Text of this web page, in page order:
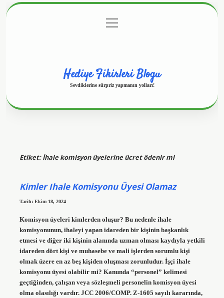
Gizlilik Politikası
menüyü
aç
Hediye Fikirleri Blogu
Sevdiklerine sürpriz yapmanın yolları!
Etiket:İhale komisyon üyelerine ücret ödenir mi
Kimler Ihale Komisyonu Üyesi Olamaz
Tarih: Ekim 18, 2024
Komisyon üyeleri kimlerden oluşur? Bu nedenle ihale
komisyonunun, ihaleyi yapan idareden bir kişinin başkanlık
etmesi ve diğer iki kişinin alanında uzman olması kaydıyla yetkili
idareden dört kişi ve muhasebe ve mali işlerden sorumlu kişi
olmak üzere en az beş kişiden oluşması zorunludur. İşçi ihale
komisyonu üyesi olabilir mi? Kanunda “personel” kelimesi
geçtiğinden, çalışan veya sözleşmeli personelin komisyon üyesi
olma olasılığı vardır. JCC 2006/COMP. Z-1605 sayılı kararında,